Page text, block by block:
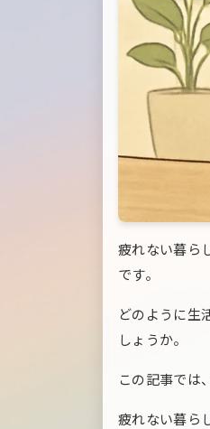
疲れない暮ら
です。
どのように生
しょうか。
この記事では
疲れない暮ら